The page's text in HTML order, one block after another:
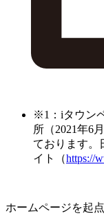
※1：iタウン
所（2021年6
ております。
イト（https://
ホームページを起